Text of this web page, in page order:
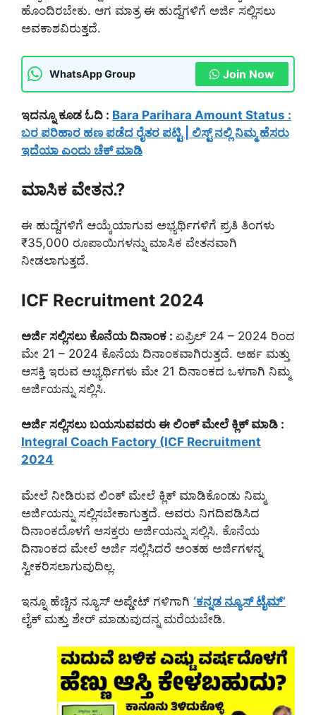
ಹೊಂದಿರಬೇಕು. ಆಗ ಮಾತ್ರ ಈ ಹುದ್ದೆಗಳಿಗೆ ಅರ್ಜಿ ಸಲ್ಲಿಸಲು
ಅವಕಾಶವಿರುತ್ತದೆ.
WhatsApp Group Join Now
ಇದನ್ನೂ ಕೂಡ ಓದಿ : Bara Parihara Amount Status :
ಬರ ಪರಿಹಾರ ಹಣ ಪಡೆದ ರೈತರ ಪಟ್ಟಿ | ಲಿಸ್ಟ್ ನಲ್ಲಿ ನಿಮ್ಮ ಹೆಸರು
ಇದೆಯಾ ಎಂದು ಚೆಕ್ ಮಾಡಿ
ಮಾಸಿಕ ವೇತನ.?
ಈ ಹುದ್ದೆಗಳಿಗೆ ಆಯ್ಕೆಯಾಗುವ ಅಭ್ಯರ್ಥಿಗಳಿಗೆ ಪ್ರತಿ ತಿಂಗಳು
₹35,000 ರೂಪಾಯಿಗಳನ್ನು ಮಾಸಿಕ ವೇತನವಾಗಿ
ನೀಡಲಾಗುತ್ತದೆ.
ICF Recruitment 2024
ಅರ್ಜಿ ಸಲ್ಲಿಸಲು ಕೊನೆಯ ದಿನಾಂಕ : ಏಪ್ರಿಲ್ 24 – 2024 ರಿಂದ
ಮೇ 21 – 2024 ಕೊನೆಯ ದಿನಾಂಕವಾಗಿರುತ್ತದೆ. ಅರ್ಹ ಮತ್ತು
ಆಸಕ್ತಿ ಇರುವ ಅಭ್ಯರ್ಥಿಗಳು ಮೇ 21 ದಿನಾಂಕದ ಒಳಗಾಗಿ ನಿಮ್ಮ
ಅರ್ಜಿಯನ್ನು ಸಲ್ಲಿಸಿ.
ಅರ್ಜಿ ಸಲ್ಲಿಸಲು ಬಯಸುವವರು ಈ ಲಿಂಕ್ ಮೇಲೆ ಕ್ಲಿಕ್ ಮಾಡಿ :
Integral Coach Factory (ICF Recruitment
2024
ಮೇಲೆ ನೀಡಿರುವ ಲಿಂಕ್ ಮೇಲೆ ಕ್ಲಿಕ್ ಮಾಡಿಕೊಂಡು ನಿಮ್ಮ
ಅರ್ಜಿಯನ್ನು ಸಲ್ಲಿಸಬೇಕಾಗುತ್ತದೆ. ಅವರು ನಿಗದಿಪಡಿಸಿದ
ದಿನಾಂಕದೊಳಗೆ ಆಸಕ್ತರು ಅರ್ಜಿಯನ್ನು ಸಲ್ಲಿಸಿ. ಕೊನೆಯ
ದಿನಾಂಕದ ಮೇಲೆ ಅರ್ಜಿ ಸಲ್ಲಿಸಿದರೆ ಅಂತಹ ಅರ್ಜಿಗಳನ್ನ
ಸ್ವೀಕರಿಸಲಾಗುವುದಿಲ್ಲ.
ಇನ್ನೂ ಹೆಚ್ಚಿನ ನ್ಯೂಸ್ ಅಪ್ಡೇಟ್ ಗಳಿಗಾಗಿ ‘ಕನ್ನಡ ನ್ಯೂಸ್ ಟೈಮ್’
ಲೈಕ್ ಮತ್ತು ಶೇರ್ ಮಾಡುವುದನ್ನ ಮರೆಯಬೇಡಿ.